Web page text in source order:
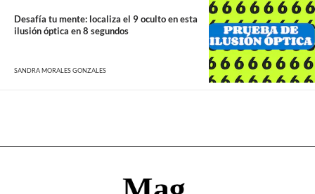
Desafía tu mente: localiza el 9 oculto en esta
ilusión óptica en 8 segundos
SANDRA MORALES GONZALES